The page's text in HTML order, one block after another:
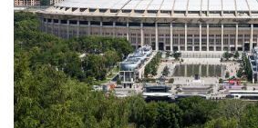
Фото: Сергей Фадеичев/ТАСС